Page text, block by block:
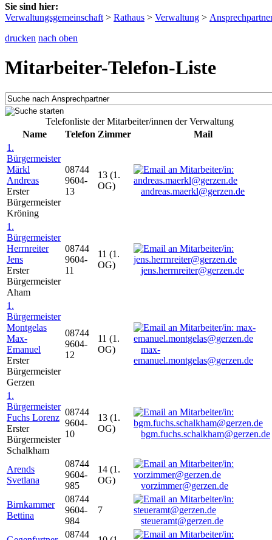
Sie sind hier:
Verwaltungsgemeinschaft > Rathaus > Verwaltung >
drucken nach oben
Mitarbeiter-Telefon-Liste
Telefonliste der Mitarbeiter/innen der Verwaltung
Name
Telefon Zimmer
Mail
1.
Bürgermeister
Märkl
Andreas
Erster
Bürgermeister
Kröning
08744
9604-
13
13 (1.
OG)
andreas.maerkl@gerzen.de
1.
Bürgermeister
Herrnreiter
Jens
Erster
Bürgermeister
Aham
08744
9604-
11
11 (1.
OG)
jens.herrnreiter@gerzen.de
1.
Bürgermeister
Montgelas
Max-
Emanuel
Erster
Bürgermeister
Gerzen
08744
9604-
12
11 (1.
OG)
max-
emanuel.montgelas@gerzen.de
1.
Bürgermeister
Fuchs Lorenz
Erster
Bürgermeister
Schalkham
08744
9604-
10
13 (1.
OG)
bgm.fuchs.schalkham@gerzen.de
Arends
Svetlana
08744
9604-
985
14 (1.
OG)
vorzimmer@gerzen.de
Birnkammer
Bettina
08744
9604-
984
7
steueramt@gerzen.de
08744